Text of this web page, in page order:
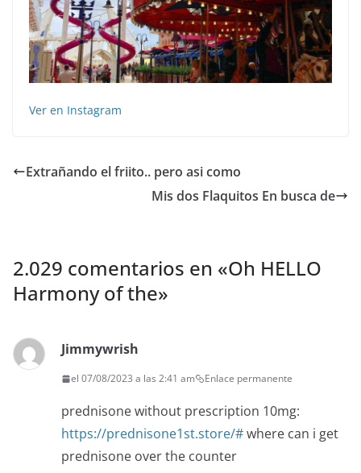
Ver en Instagram
Extrañando el friito.. pero asi como
Mis dos Flaquitos En busca de
2.029 comentarios en «Oh HELLO
Harmony of the»
Jimmywrish
el 07/08/2023 a las 2:41 am Enlace permanente
prednisone without prescription 10mg:
https://prednisone1st.store/#where can i get
prednisone over the counter